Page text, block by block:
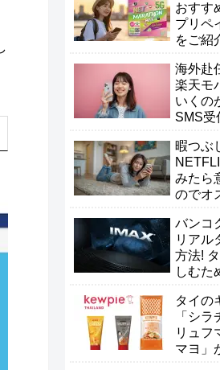
おすす
プリペ
をご紹
海外赴
楽天モ
いくの
SMS受
暇つぶ
みたら
のでオ
バンコ
リアル
方法!
しむた
タイの
「シ
リュフ
マヨ」